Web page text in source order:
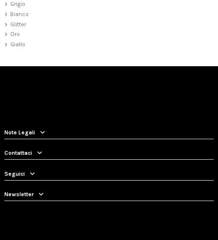
Grigio
Bianco
Glitter
Oro
Giallo
Note Legali
Contattaci
Seguici
Newsletter